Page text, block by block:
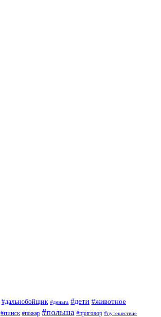
#дальнобойщик #деньга #дети #животное
#пинск #пожар #польша #приговор #путешествие